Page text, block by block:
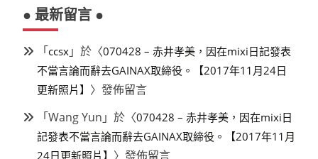
● 最新留言 ●
「ccsx 」於〈070428 – 赤井孝美，因在mixi日記發表
不當言論而辭去GAINAX取締役。【2017年11月24日
更新照片】 〉發佈留言
「Wang Yun 」於〈070428 – 赤井孝美，因在mixi日
記發表不當言論而辭去GAINAX取締役。【2017年11月
24日更新照片】 〉發佈留言